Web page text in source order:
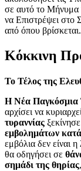
σε αυτό το
να Επιστρέψει στο
από όπου βρίσκεται.
Κόκκινη
Το Τέλος της
Η Νέα Παγκόσμια
αρχίσει να
τυραννίας
εμβολημάτων
εμβόλια δεν είναι
θα οδηγήσει σε
σημάδι της θηρίας